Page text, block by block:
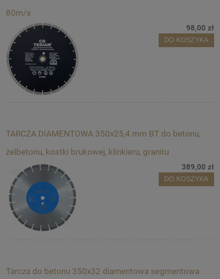
80m/s
98,00 zł
DO KOSZYKA
TARCZA DIAMENTOWA 350x25,4 mm BT do betonu,
żelbetonu, kostki brukowej, klinkieru, granitu
389,00 zł
DO KOSZYKA
Tarcza do betonu 350x32 diamentowa segmentowa